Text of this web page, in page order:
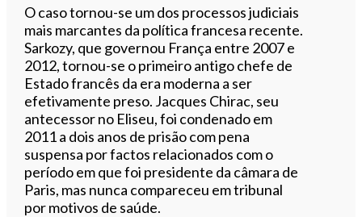
O caso tornou-se um dos processos judiciais
mais marcantes da política francesa recente.
Sarkozy, que governou França entre 2007 e
2012, tornou-se o primeiro antigo chefe de
Estado francês da era moderna a ser
efetivamente preso. Jacques Chirac, seu
antecessor no Eliseu, foi condenado em
2011 a dois anos de prisão com pena
suspensa por factos relacionados com o
período em que foi presidente da câmara de
Paris, mas nunca compareceu em tribunal
por motivos de saúde.